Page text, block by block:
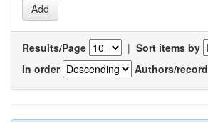
Results/Page | Sort items by
In order
Authors/record